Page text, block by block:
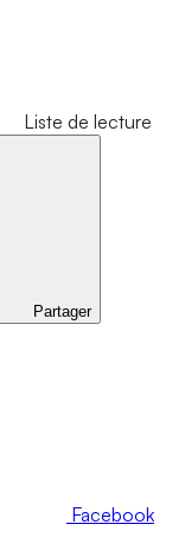
Liste de lecture
Partager
Facebook